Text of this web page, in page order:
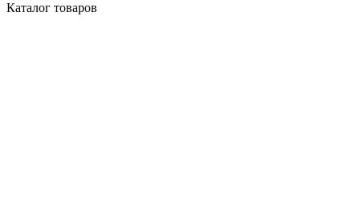
Каталог товаров